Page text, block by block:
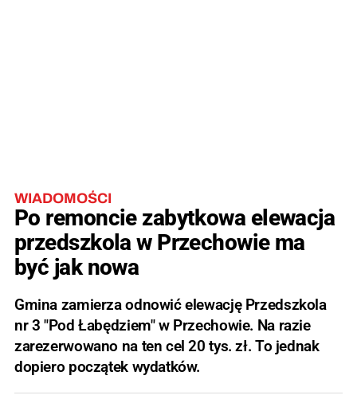
WIADOMOŚCI
Po remoncie zabytkowa elewacja
przedszkola w Przechowie ma
być jak nowa
Gmina zamierza odnowić elewację Przedszkola
nr 3 "Pod Łabędziem" w Przechowie. Na razie
zarezerwowano na ten cel 20 tys. zł. To jednak
dopiero początek wydatków.